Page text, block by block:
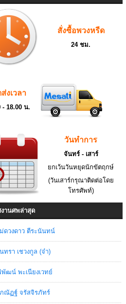
สั่งซื้อพวงหรีด
24 ชม.
งเวลา
- 18.00 น.
วันทำการ
จันทร์ - เสาร์
ยกเว้นวันหยุดนักขัตฤกษ์
(วันเสาร์กรุณาติดต่อโดย
โทรศัพท์)
านศพล่าสุด
ดวงดาว ตีระนันทน์
ทรา เชวงกูล (จ๋า)
ฒน์ พะเนียงเวทย์
ณัฏฐ์ จรัสจิรภัทร์